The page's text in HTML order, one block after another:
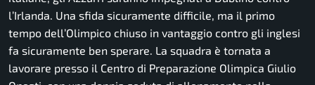
l’Irlanda. Una sfida sicuramente difficile, ma il primo
tempo dell’Olimpico chiuso in vantaggio contro gli inglesi
fa sicuramente ben sperare. La squadra è tornata a
lavorare presso il Centro di Preparazione Olimpica Giulio